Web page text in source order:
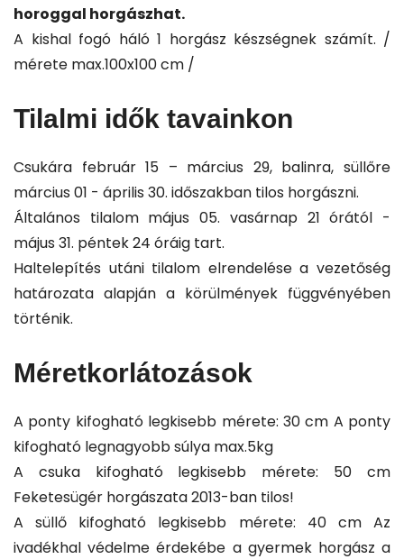
horoggal horgászhat.
A kishal fogó háló 1 horgász készségnek számít. /
mérete max.100x100 cm /
Tilalmi idők tavainkon
Csukára február 15 – március 29, balinra, süllőre
március 01 - április 30. időszakban tilos horgászni.
Általános tilalom május 05. vasárnap 21 órától -
május 31. péntek 24 óráig tart.
Haltelepítés utáni tilalom elrendelése a vezetőség
határozata alapján a körülmények függvényében
történik.
Méretkorlátozások
A ponty kifogható legkisebb mérete: 30 cm A ponty
kifogható legnagyobb súlya max.5kg
A csuka kifogható legkisebb mérete: 50 cm
Feketesügér horgászata 2013-ban tilos!
A süllő kifogható legkisebb mérete: 40 cm Az
ivadékhal védelme érdekébe a gyermek horgász a